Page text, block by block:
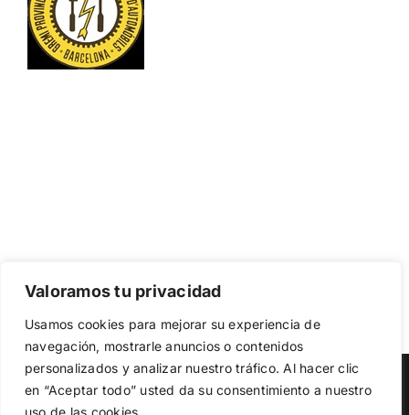
Valoramos tu privacidad
Usamos cookies para mejorar su experiencia de
navegación, mostrarle anuncios o contenidos
personalizados y analizar nuestro tráfico. Al hacer clic
en “Aceptar todo” usted da su consentimiento a nuestro
uso de las cookies.
Copyright 2025
TRAVESEAT
Contacto